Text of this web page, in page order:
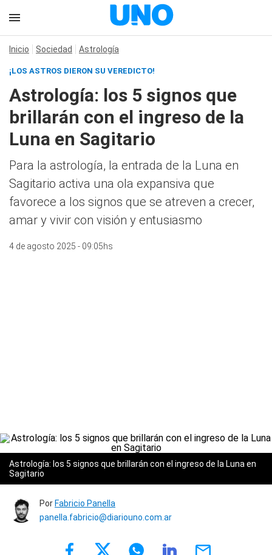
Inicio Sociedad Astrología
¡LOS ASTROS DIERON SU VEREDICTO!
Astrología: los 5 signos que
brillarán con el ingreso de la
Luna en Sagitario
Para la astrología, la entrada de la Luna en
Sagitario activa una ola expansiva que
favorece a los signos que se atreven a crecer,
amar y vivir con visión y entusiasmo
4 de agosto 2025 - 09:05hs
Astrología: los 5 signos que brillarán con el ingreso de la Luna en
Sagitario
Por Fabricio Panella
panella.fabricio@diariouno.com.ar